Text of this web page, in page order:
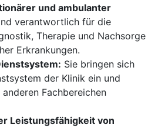
und ambulanter
verantwortlich für die
Therapie und Nachsorge
Erkrankungen.
Sie bringen sich
der Klinik ein und
Fachbereichen
Leistungsfähigkeit von